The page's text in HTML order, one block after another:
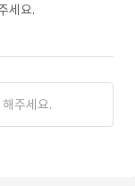
세요.
해주세요.